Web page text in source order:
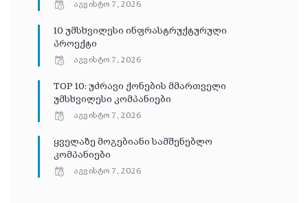
აგვისტო 7, 2026
10 უმსხვილესი ინფრასტრუქტურული
პროექტი
აგვისტო 7, 2026
TOP 10: უძრავი ქონების მმართველი
უმსხვილესი კომპანიები
აგვისტო 7, 2026
ყველაზე მოგებიანი სამშენებლო
კომპანიები
აგვისტო 7, 2026